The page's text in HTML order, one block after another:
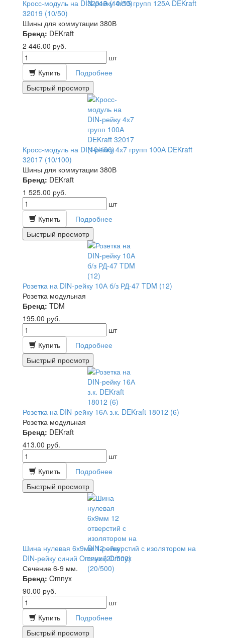
Кросс-модуль на DIN-рейку 4х15 групп 125А DEKraft
32019 (10/50)
Шины для коммутации 380В
Бренд: DEKraft
2 446.00 руб.
шт
Купить
Подробнее
Быстрый просмотр
Кросс-модуль на DIN-рейку 4х7 групп 100А DEKraft
32017 (10/100)
Шины для коммутации 380В
Бренд: DEKraft
1 525.00 руб.
шт
Купить
Подробнее
Быстрый просмотр
Розетка на DIN-рейку 10А б/з РД-47 TDM (12)
Розетка модульная
Бренд: TDM
195.00 руб.
шт
Купить
Подробнее
Быстрый просмотр
Розетка на DIN-рейку 16А з.к. DEKraft 18012 (6)
Розетка модульная
Бренд: DEKraft
413.00 руб.
шт
Купить
Подробнее
Быстрый просмотр
Шина нулевая 6х9мм 12 отверстий с изолятором на
DIN-рейку синий Omnyx (20/500)
Сечение 6-9 мм.
Бренд: Omnyx
90.00 руб.
шт
Купить
Подробнее
Быстрый просмотр